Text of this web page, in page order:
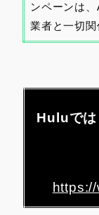
ンペーンは
業者と一切
Huluでは